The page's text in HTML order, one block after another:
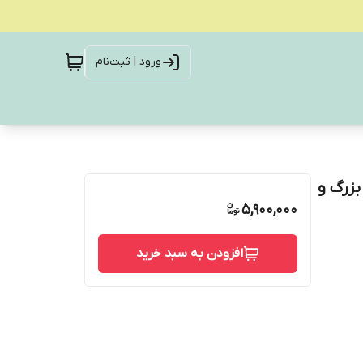
ورود | ثبت‌نام
و
5,900,000
افزودن به سبد خرید